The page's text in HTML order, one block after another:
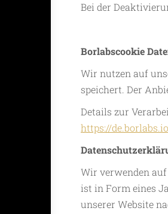
Bei der
Borlabscookie
Wir nutzen auf
speichert. Der
Details zur
https://
Wir verwenden auf
ist in Form eines
unserer Website